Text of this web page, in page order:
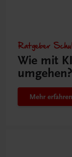
Ratgeber
Wie mit
umgehen?
Mehr erfahren